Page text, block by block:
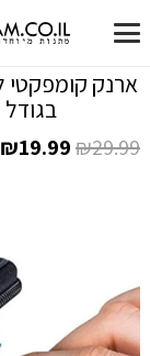
בגודל 2.5X5 ס"מ, 5 צבעים לבחירה
₪29.99
המחיר₪19.99